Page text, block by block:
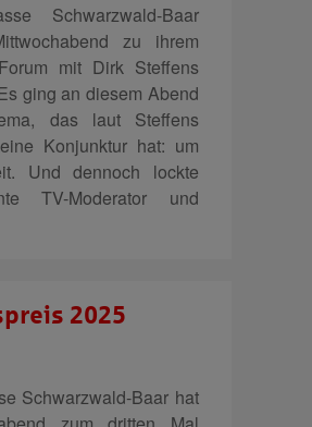
Schwarzwald-Baar
zu ihrem
mit Dirk Steffens
ging an diesem Abend
das laut Steffens
Konjunktur hat: um
Und dennoch lockte
TV-Moderator und
2025
Schwarzwald-Baar hat